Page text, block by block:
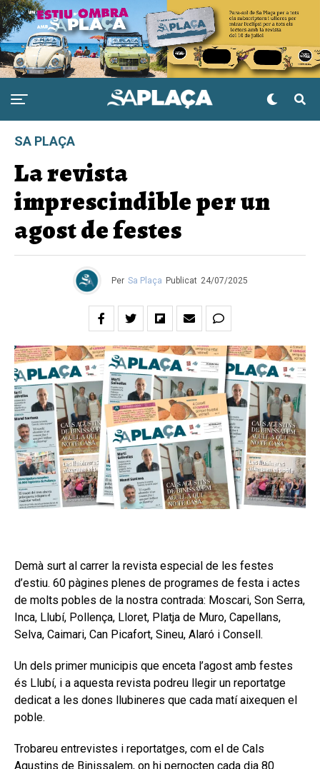
SA PLAÇA
La revista
imprescindible per un
agost de festes
Per Sa Plaça Publicat 24/07/2025
Demà surt al carrer la revista especial de les festes
d’estiu. 60 pàgines plenes de programes de festa i actes
de molts pobles de la nostra contrada: Moscari, Son Serra,
Inca, Llubí, Pollença, Lloret, Platja de Muro, Capellans,
Selva, Caimari, Can Picafort, Sineu, Alaró i Consell.
Un dels primer municipis que enceta l’agost amb festes
és Llubí, i a aquesta revista podreu llegir un reportatge
dedicat a les dones llubineres que cada matí aixequen el
poble.
Trobareu entrevistes i reportatges, com el de Cals
Agustins de Binissalem, on hi pernocten cada dia 80